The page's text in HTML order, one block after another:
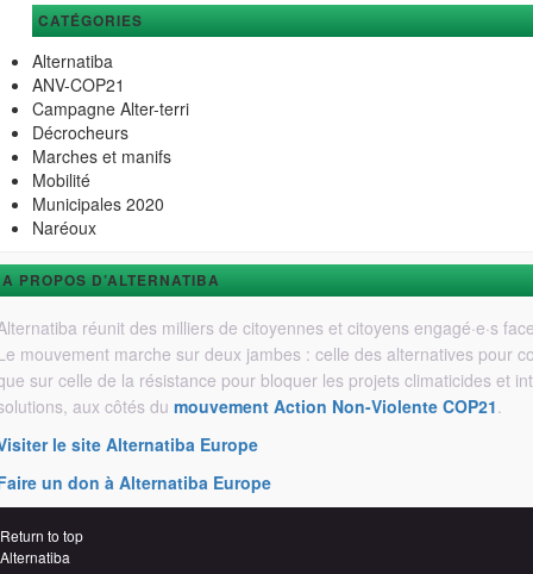
CATÉGORIES
Alternatiba
ANV-COP21
Campagne Alter-terri
Décrocheurs
Marches et manifs
Mobilité
Municipales 2020
Naréoux
A PROPOS D’ALTERNATIBA
réunit des milliers de citoyennes et citoyens engagé·e·s
mouvement marche sur deux jambes : celle des alternatives pour
sur celle de la résistance pour bloquer les projets climaticides et
aux côtés du mouvement Action Non-Violente COP21.
le site Alternatiba Europe
un don à Alternatiba Europe
Return to top
Alternatiba